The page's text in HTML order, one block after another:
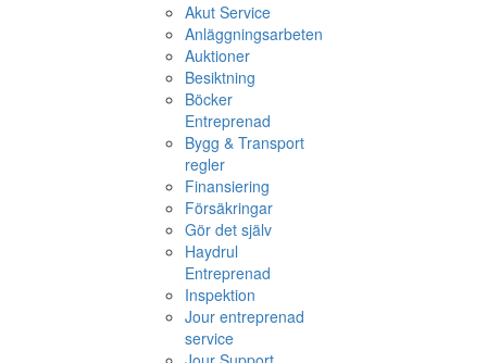
Akut Service
Anläggningsarbeten
Auktioner
Besiktning
Böcker
Entreprenad
Bygg & Transport
regler
Finansiering
Försäkringar
Gör det själv
Haydrul
Entreprenad
Inspektion
Jour entreprenad
service